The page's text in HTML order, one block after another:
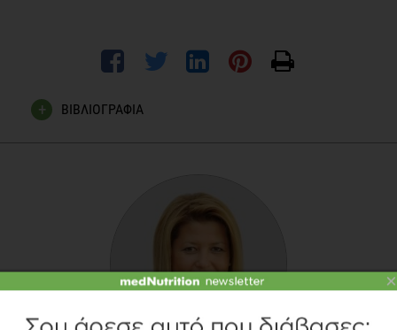
ΒΙΒΛΙΟΓΡΑΦΙΑ
J Clin Nutr, Vol. 71, No.5, 1226S-1232s,May 2000
Melissa Schorr, Women Should Heed Advised Weight Gain in
Pregnancy, Obstetrics and Gynecology, May 2002;99:799-
(σελ.167-185)
×